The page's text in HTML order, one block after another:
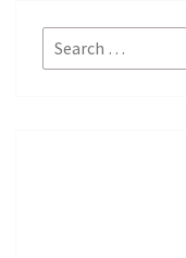
Search
for: